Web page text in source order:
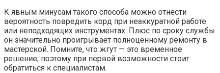
К явным минусам такого способа можно отнести
вероятность повредить корд при неаккуратной работе
или неподходящих инструментах. Плюс по сроку службы
он значительно проигрывает полноценному ремонту в
мастерской. Помните, что жгут — это временное
решение, поэтому при первой возможности стоит
обратиться к специалистам.